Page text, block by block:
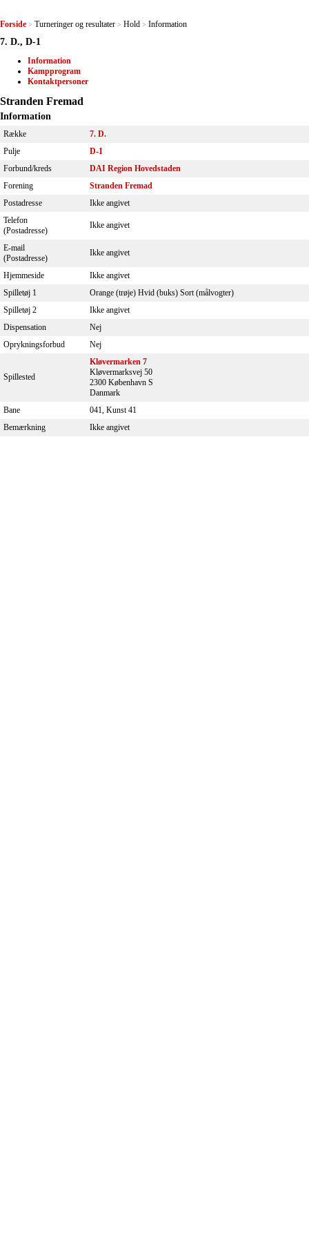
Forside > Turneringer og resultater > Hold > Information
7. D., D-1
Information
Kampprogram
Kontaktpersoner
Stranden Fremad
Information
Række
7. D.
Pulje
D-1
Forbund/kreds
DAI Region Hovedstaden
Forening
Stranden Fremad
Postadresse
Ikke angivet
Telefon
(Postadresse)
Ikke angivet
E-mail
(Postadresse)
Ikke angivet
Hjemmeside
Ikke angivet
Spilletøj 1
Orange (trøje) Hvid (buks) Sort (målvogter)
Spilletøj 2
Ikke angivet
Dispensation
Nej
Oprykningsforbud
Nej
Spillested
Kløvermarken 7
Kløvermarksvej 50
2300 København S
Danmark
Bane
041, Kunst 41
Bemærkning
Ikke angivet